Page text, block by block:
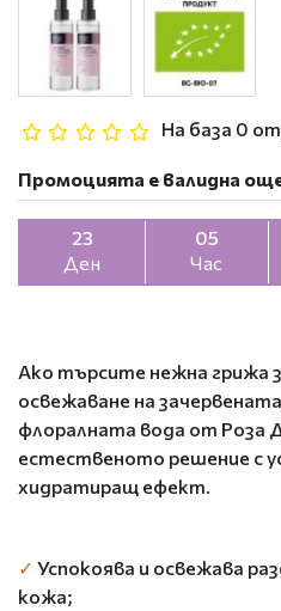
Ако търсите нежна грижа
освежаване на
флоралната вода от Роза
естественото решение с
хидратиращ ефект.
✓ Успокоява и освежава
кожа;
На база 0
Промоцията е валидна
23
Ден
05
Час